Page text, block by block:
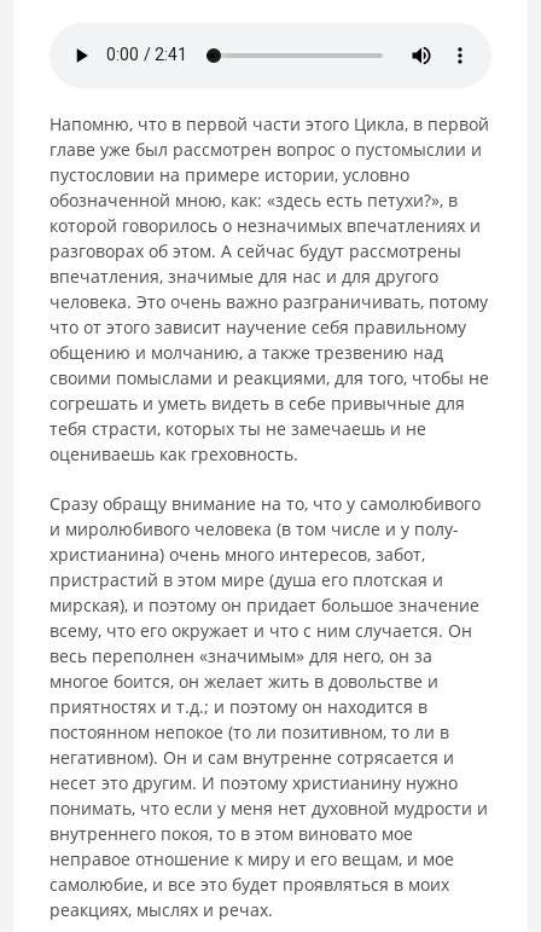
Напомню, что в первой части этого Цикла, в первой
главе уже был рассмотрен вопрос о пустомыслии и
пустословии на примере истории, условно
обозначенной мною, как: «здесь есть петухи?», в
которой говорилось о незначимых впечатлениях и
разговорах об этом. А сейчас будут рассмотрены
впечатления, значимые для нас и для другого
человека. Это очень важно разграничивать, потому
что от этого зависит научение себя правильному
общению и молчанию, а также трезвению над
своими помыслами и реакциями, для того, чтобы не
согрешать и уметь видеть в себе привычные для
тебя страсти, которых ты не замечаешь и не
оцениваешь как греховность.
Сразу обращу внимание на то, что у самолюбивого
и миролюбивого человека (в том числе и у полу-
христианина) очень много интересов, забот,
пристрастий в этом мире (душа его плотская и
мирская), и поэтому он придает большое значение
всему, что его окружает и что с ним случается. Он
весь переполнен «значимым» для него, он за
многое боится, он желает жить в довольстве и
приятностях и т.д.; и поэтому он находится в
постоянном непокое (то ли позитивном, то ли в
негативном). Он и сам внутренне сотрясается и
несет это другим. И поэтому христианину нужно
понимать, что если у меня нет духовной мудрости и
внутреннего покоя, то в этом виновато мое
неправое отношение к миру и его вещам, и мое
самолюбие, и все это будет проявляться в моих
реакциях, мыслях и речах.